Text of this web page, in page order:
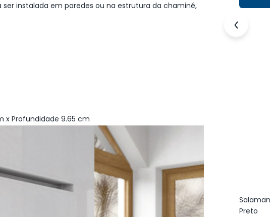
ser instalada em paredes ou na estrutura da chaminé,
x Profundidade 9.65 cm
Preto